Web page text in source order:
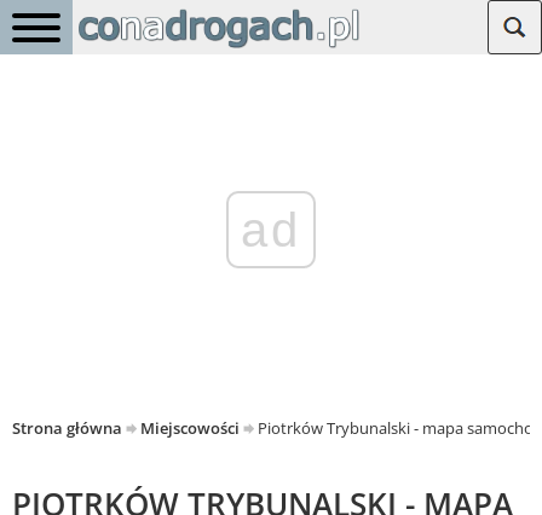
ad
Strona główna Miejscowości Piotrków Trybunalski - mapa
PIOTRKÓW TRYBUNALSKI - MAPA